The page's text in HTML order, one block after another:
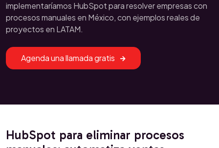
implementaríamos HubSpot para resolver empresas con
procesos manuales en México, con ejemplos reales de
proyectos en LATAM.
Agenda una llamada gratis
HubSpot para eliminar procesos